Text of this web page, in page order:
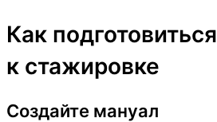
Как подготовиться
к стажировке
Создайте мануал